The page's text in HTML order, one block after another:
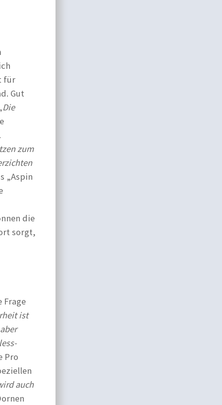
für
Gut
Die
zum
„Aspin
die
sorgt,
Frage
ist
Pro
auch